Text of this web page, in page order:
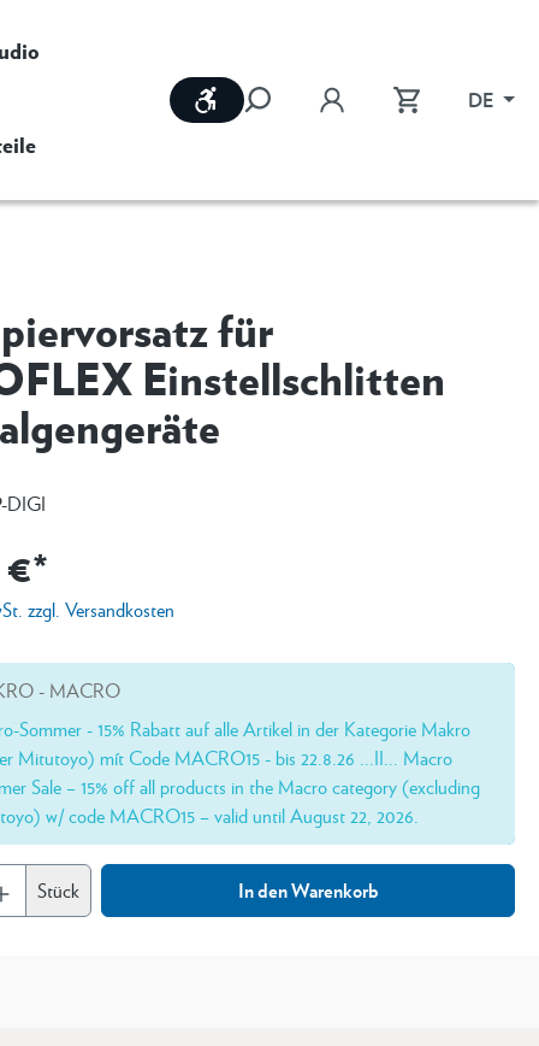
Werkzeugleiste anzeigen DE
für
Einstellschlitten
DIGI
€*
zzgl. Versandkosten
- MACRO
Sommer - 15% Rabatt auf alle Artikel in der Kategorie Makro
Mitutoyo) mít Code MACRO15 - bis 22.8.26 ...II... Macro
Sale – 15% off all products in the Macro category (excluding
w/ code MACRO15 – valid until August 22, 2026.
Stück In den Warenkorb